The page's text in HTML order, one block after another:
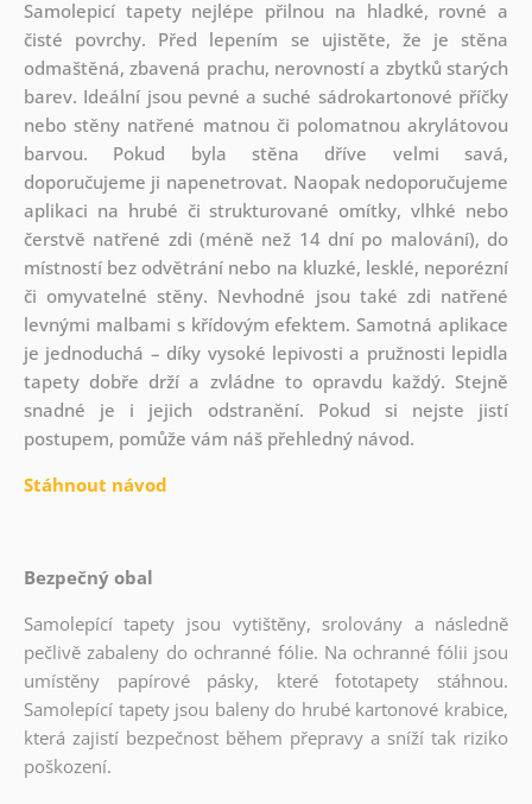
Samolepicí tapety nejlépe přilnou na hladké, rovné a
čisté povrchy. Před lepením se ujistěte, že je stěna
odmaštěná, zbavená prachu, nerovností a zbytků starých
barev. Ideální jsou pevné a suché sádrokartonové příčky
nebo stěny natřené matnou či polomatnou akrylátovou
barvou. Pokud byla stěna dříve velmi savá,
doporučujeme ji napenetrovat. Naopak nedoporučujeme
aplikaci na hrubé či strukturované omítky, vlhké nebo
čerstvě natřené zdi (méně než 14 dní po malování), do
místností bez odvětrání nebo na kluzké, lesklé, neporézní
či omyvatelné stěny. Nevhodné jsou také zdi natřené
levnými malbami s křídovým efektem. Samotná aplikace
je jednoduchá – díky vysoké lepivosti a pružnosti lepidla
tapety dobře drží a zvládne to opravdu každý. Stejně
snadné je i jejich odstranění. Pokud si nejste jistí
postupem, pomůže vám náš přehledný návod.
Stáhnout návod
Bezpečný obal
Samolepící tapety jsou vytištěny, srolovány a následně
pečlivě zabaleny do ochranné fólie. Na ochranné fólii jsou
umístěny papírové pásky, které fototapety stáhnou.
Samolepící tapety jsou baleny do hrubé kartonové krabice,
která zajistí bezpečnost během přepravy a sníží tak riziko
poškození.